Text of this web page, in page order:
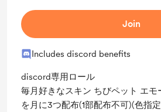
Join
Includes discord benefits
discord専用ロール
毎月好きなスキン ちびペット エモ
を月に3つ配布(1部配布不可)(色指